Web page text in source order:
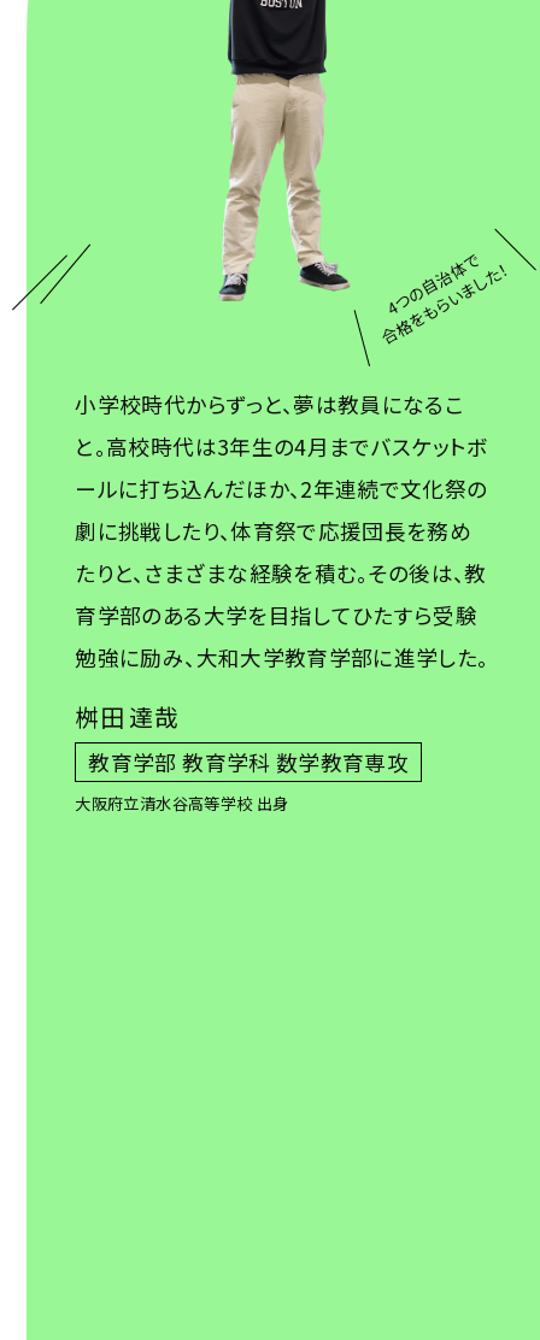
4つの自治体で
合格をもらいました！
小学校時代からずっと、夢は教員になるこ
と。高校時代は3年生の4月までバスケットボ
ールに打ち込んだほか、2年連続で文化祭の
劇に挑戦したり、体育祭で応援団長を務め
たりと、さまざまな経験を積む。その後は、教
育学部のある大学を目指してひたすら受験
勉強に励み、大和大学教育学部に進学した。
桝田 達哉
教育学部 教育学科 数学教育専攻
大阪府立清水谷高等学校 出身